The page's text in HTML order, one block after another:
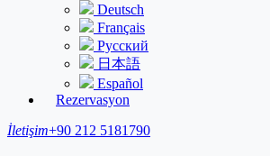
Deutsch
Français
Русский
日本語
Español
Rezervasyon
İletişim+90 212 5181790